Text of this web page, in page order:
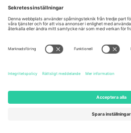
Mexico
Av Chapultepec 360, Roma
Norte, Cuauhtémoc, 06700
Ciudad de México, CDMX,
plats, evenemang och/eller domän. För
evenemangssida, avtryck och villkor.,
© 2026 Ticombo. Alla rättigheter